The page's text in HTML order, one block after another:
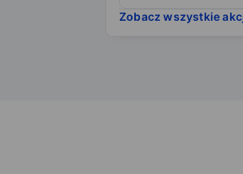
Zobacz wszystkie